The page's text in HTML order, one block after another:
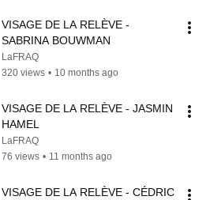
VISAGE DE LA RELÈVE -
SABRINA BOUWMAN
LaFRAQ
320 views • 10 months ago
VISAGE DE LA RELÈVE - JASMIN
HAMEL
LaFRAQ
76 views • 11 months ago
VISAGE DE LA RELÈVE - CÉDRIC